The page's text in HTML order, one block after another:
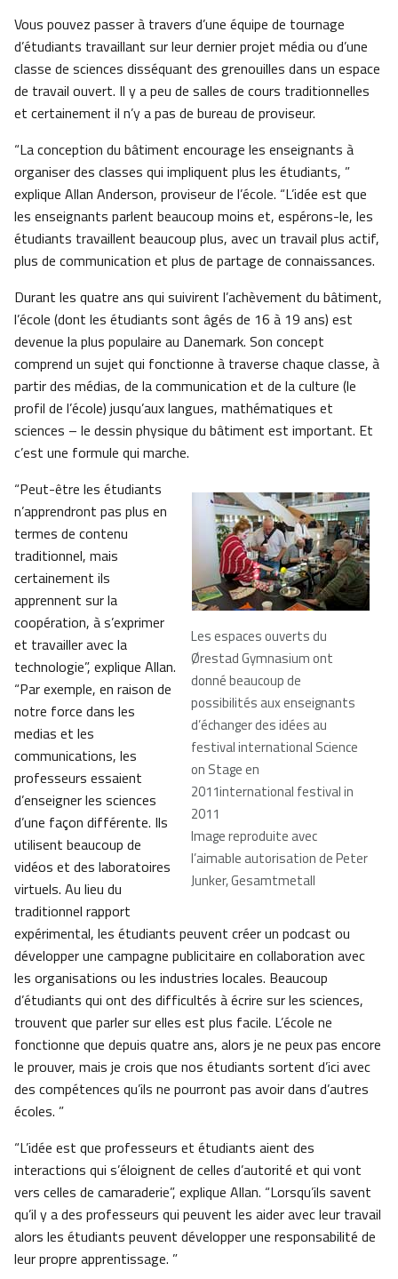
Vous pouvez passer à travers d’une équipe de tournage
d’étudiants travaillant sur leur dernier projet média ou d’une
classe de sciences disséquant des grenouilles dans un espace
de travail ouvert. Il y a peu de salles de cours traditionnelles
et certainement il n’y a pas de bureau de proviseur.
“La conception du bâtiment encourage les enseignants à
organiser des classes qui impliquent plus les étudiants, ”
explique Allan Anderson, proviseur de l’école. “L’idée est que
les enseignants parlent beaucoup moins et, espérons-le, les
étudiants travaillent beaucoup plus, avec un travail plus actif,
plus de communication et plus de partage de connaissances.
Durant les quatre ans qui suivirent l’achèvement du bâtiment,
l’école (dont les étudiants sont âgés de 16 à 19 ans) est
devenue la plus populaire au Danemark. Son concept
comprend un sujet qui fonctionne à traverse chaque classe, à
partir des médias, de la communication et de la culture (le
profil de l’école) jusqu’aux langues, mathématiques et
sciences – le dessin physique du bâtiment est important. Et
c’est une formule qui marche.
Les espaces ouverts du
Ørestad Gymnasium ont
donné beaucoup de
possibilités aux enseignants
d’échanger des idées au
festival international Science
on Stage en
2011international festival in
2011
Image reproduite avec
l’aimable autorisation de Peter
Junker, Gesamtmetall
“Peut-être les étudiants
n’apprendront pas plus en
termes de contenu
traditionnel, mais
certainement ils
apprennent sur la
coopération, à s’exprimer
et travailler avec la
technologie”, explique Allan.
“Par exemple, en raison de
notre force dans les
medias et les
communications, les
professeurs essaient
d’enseigner les sciences
d’une façon différente. Ils
utilisent beaucoup de
vidéos et des laboratoires
virtuels. Au lieu du
traditionnel rapport
expérimental, les étudiants peuvent créer un podcast ou
développer une campagne publicitaire en collaboration avec
les organisations ou les industries locales. Beaucoup
d’étudiants qui ont des difficultés à écrire sur les sciences,
trouvent que parler sur elles est plus facile. L’école ne
fonctionne que depuis quatre ans, alors je ne peux pas encore
le prouver, mais je crois que nos étudiants sortent d’ici avec
des compétences qu’ils ne pourront pas avoir dans d’autres
écoles. ”
“L’idée est que professeurs et étudiants aient des
interactions qui s’éloignent de celles d’autorité et qui vont
vers celles de camaraderie”, explique Allan. “Lorsqu’ils savent
qu’il y a des professeurs qui peuvent les aider avec leur travail
alors les étudiants peuvent développer une responsabilité de
leur propre apprentissage. ”